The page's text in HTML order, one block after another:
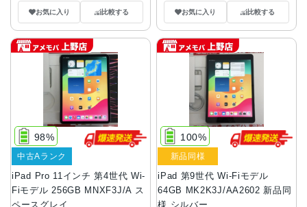
お気に入り 比較する お気に入り 比較する
iPad Pro 11インチ 第4世代 Wi-
Fiモデル 256GB MNXF3J/A ス
98%
中古Aランク
iPad 第9世代 Wi-Fiモデル
64GB MK2K3J/AA2602 新品同
100%
新品同様